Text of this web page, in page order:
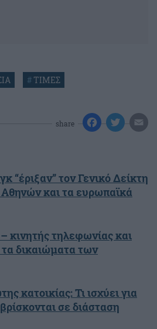
# ΤΙΜΕΣ
share
“έριξαν” τον Γενικό Δείκτη
και τα ευρωπαϊκά
κινητής τηλεφωνίας και
δικαιώματα των
κατοικίας: Τι ισχύει για
σε διάσταση